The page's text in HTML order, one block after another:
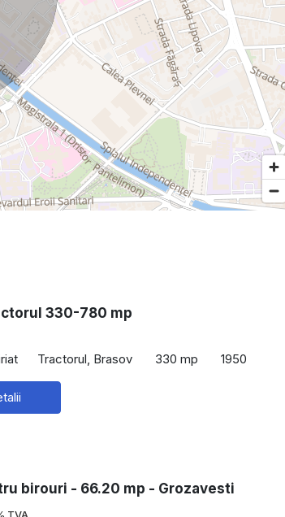
330-780 mp
Tractorul, Brasov 330 mp 1950
birouri - 66.20 mp - Grozavesti